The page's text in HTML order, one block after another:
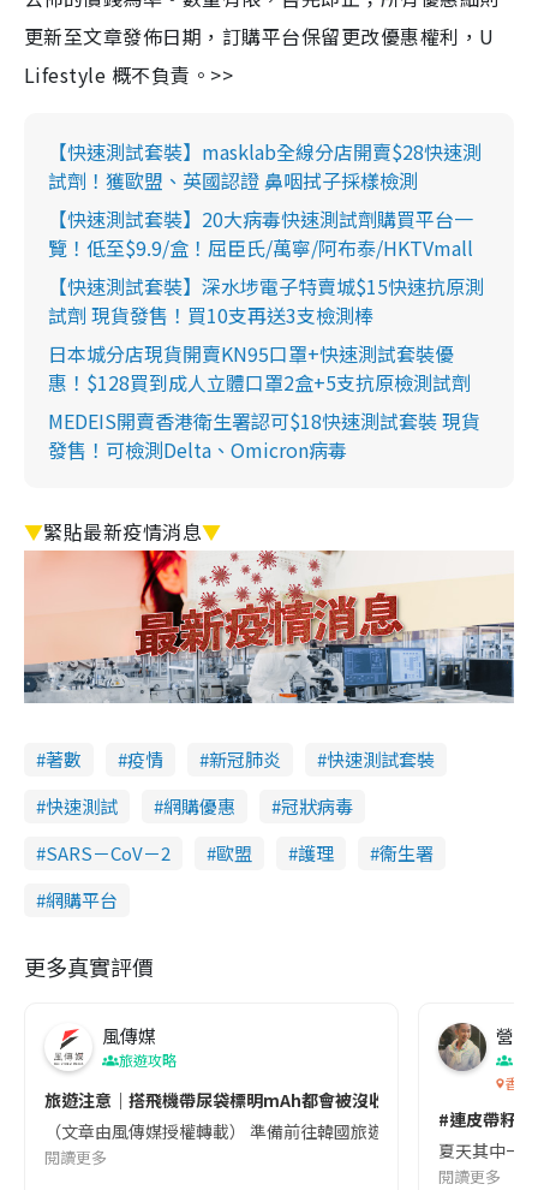
更新至文章發佈日期，訂購平台保留更改優惠權利，U
Lifestyle 概不負責。>>
【快速測試套裝】masklab全線分店開賣$28快速測
試劑！獲歐盟、英國認證 鼻咽拭子採樣檢測
【快速測試套裝】20大病毒快速測試劑購買平台一
覽！低至$9.9/盒！屈臣氏/萬寧/阿布泰/HKTVmall
【快速測試套裝】深水埗電子特賣城$15快速抗原測
試劑 現貨發售！買10支再送3支檢測棒
日本城分店現貨開賣KN95口罩+快速測試套裝優
惠！$128買到成人立體口罩2盒+5支抗原檢測試劑
MEDEIS開賣香港衛生署認可$18快速測試套裝 現貨
發售！可檢測Delta、Omicron病毒
▼緊貼最新疫情消息▼
著數 疫情 新冠肺炎
快速測試套裝
快速測試
網購優惠
冠狀病毒
SARS－CoV－2
歐盟 護理
衞生署
網購平台
更多真實評價
風傳媒
旅遊攻略
旅遊注意｜搭飛機帶尿袋標明mAh都會被沒收😱出發前切記檢查
（文章由風傳媒授權轉載） 準備前往韓國旅遊的民眾，近期要
閱讀更多
營養
香港
#連皮帶籽
夏天其中一
閱讀更多